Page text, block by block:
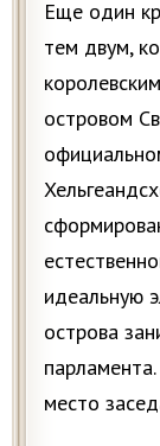
Еще один
тем двум,
островом
идеальную
острова
место